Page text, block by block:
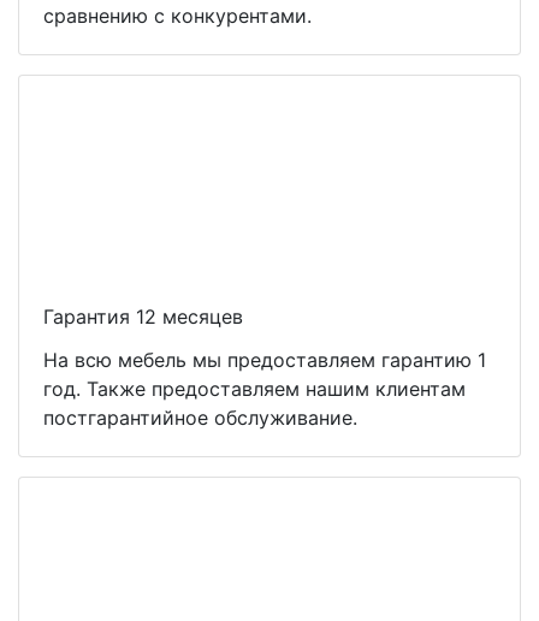
сравнению с конкурентами.
Гарантия 12 месяцев
На всю мебель мы предоставляем гарантию 1
год. Также предоставляем нашим клиентам
постгарантийное обслуживание.